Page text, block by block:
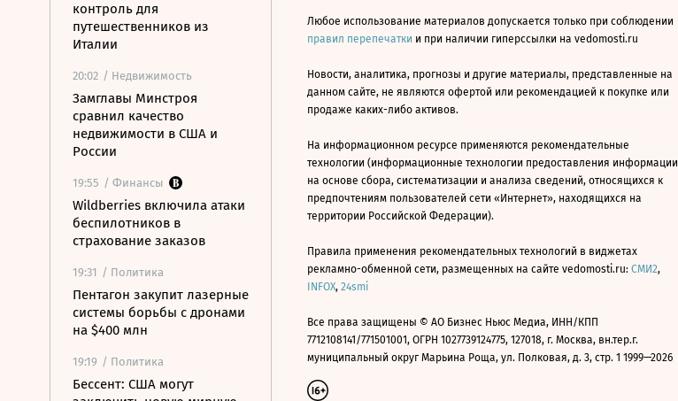
контроль для
путешественников из
Италии
20:02 / Недвижимость
Замглавы Минстроя
сравнил качество
недвижимости в США и
России
19:55 / Финансы
Wildberries включила атаки
беспилотников в
страхование заказов
19:31 / Политика
Пентагон закупит лазерные
системы борьбы с дронами
на $400 млн
19:19 / Политика
Бессент: США могут
Любое использование материалов допускается только при соблюдении
правил перепечатки и при наличии гиперссылки на vedomosti.ru
Новости, аналитика, прогнозы и другие материалы, представленные на
данном сайте, не являются офертой или рекомендацией к покупке или
продаже каких-либо активов.
На информационном ресурсе применяются рекомендательные
технологии (информационные технологии предоставления информации
на основе сбора, систематизации и анализа сведений, относящихся к
предпочтениям пользователей сети «Интернет», находящихся на
территории Российской Федерации).
Правила применения рекомендательных технологий в виджетах
рекламно-обменной сети, размещенных на сайте vedomosti.ru: СМИ2,
INFOX, 24smi
Все права защищены © АО Бизнес Ньюс Медиа, ИНН/КПП
7712108141/771501001, ОГРН 1027739124775, 127018, г. Москва, вн.тер.г.
муниципальный округ Марьина Роща, ул. Полковая, д. 3, стр. 1 1999—2026